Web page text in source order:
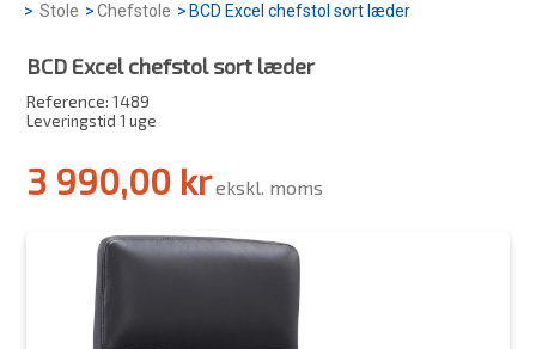
> Stole >Chefstole > BCD Excel chefstol sort læder
BCD Excel chefstol sort læder
Reference: 1489
Leveringstid 1 uge
3 990,00 krekskl. moms